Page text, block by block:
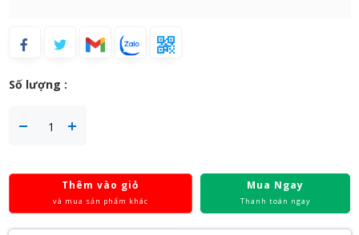
Số lượng :
Thêm vào giỏ
và mua sản phẩm khác
Mua Ngay
Thanh toán ngay